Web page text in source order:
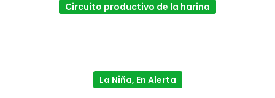
Circuito productivo de la harina
La Niña, En Alerta